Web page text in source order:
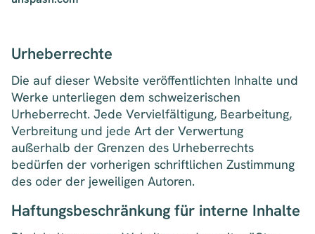
Urheberrechte
Die auf dieser Website veröffentlichten Inhalte und
Werke unterliegen dem schweizerischen
Urheberrecht. Jede Vervielfältigung, Bearbeitung,
Verbreitung und jede Art der Verwertung
außerhalb der Grenzen des Urheberrechts
bedürfen der vorherigen schriftlichen Zustimmung
des oder der jeweiligen Autoren.
Haftungsbeschränkung für interne Inhalte